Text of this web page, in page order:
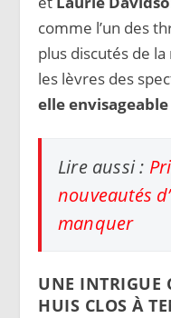
comme l’un des
plus discutés de
les lèvres des
elle envisageable
Lire aussi :
nouveautés
manquer
UNE INTRIGUE
HUIS CLOS À